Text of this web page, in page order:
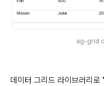
ag-grid
데이터 그리드 라이브러리로